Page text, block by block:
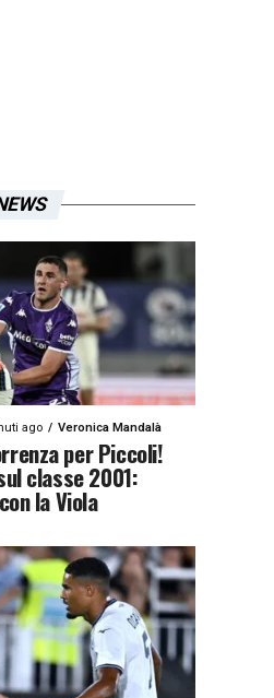
ago Veronica Mandalà
per Piccoli!
classe 2001:
la Viola